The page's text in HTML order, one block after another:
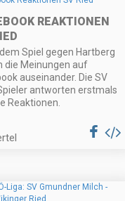
REAKTIONEN
Spiel gegen Hartberg
die Meinungen auf
auseinander. Die SV
antworten erstmals
Reaktionen.